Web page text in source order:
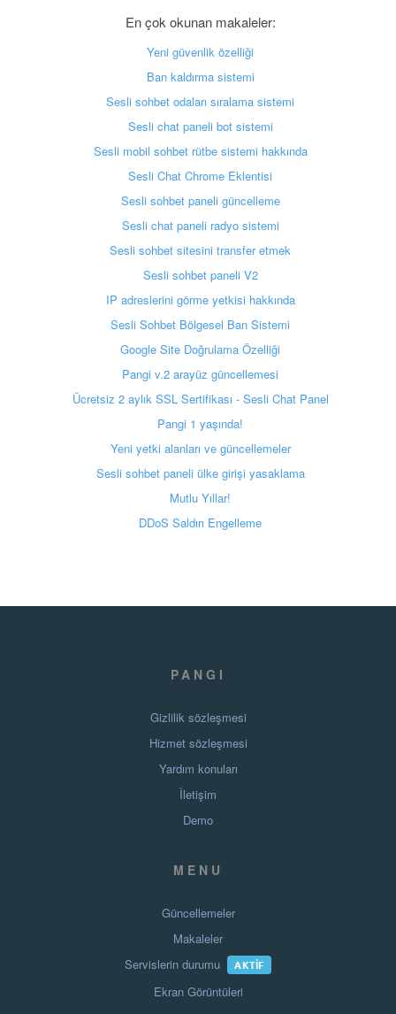
En çok okunan makaleler:
Yeni güvenlik özelliği
Ban kaldırma sistemi
Sesli sohbet odaları sıralama sistemi
Sesli chat paneli bot sistemi
Sesli mobil sohbet rütbe sistemi hakkında
Sesli Chat Chrome Eklentisi
Sesli sohbet paneli güncelleme
Sesli chat paneli radyo sistemi
Sesli sohbet sitesini transfer etmek
Sesli sohbet paneli V2
IP adreslerini görme yetkisi hakkında
Sesli Sohbet Bölgesel Ban Sistemi
Google Site Doğrulama Özelliği
Pangi v.2 arayüz güncellemesi
Ücretsiz 2 aylık SSL Sertifikası - Sesli Chat Panel
Pangi 1 yaşında!
Yeni yetki alanları ve güncellemeler
Sesli sohbet paneli ülke girişi yasaklama
Mutlu Yıllar!
DDoS Saldırı Engelleme
PANGI
Gizlilik sözleşmesi
Hizmet sözleşmesi
Yardım konuları
İletişim
Demo
MENU
Güncellemeler
Makaleler
Servislerin durumu
AKTIF
Ekran Görüntüleri